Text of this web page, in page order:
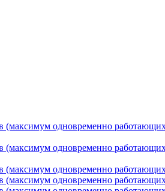
одновременно
одновременно
(максимум одновременно
одновременно